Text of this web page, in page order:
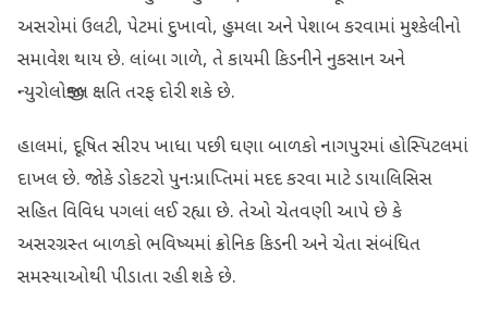
અસરોમાં ઉલટી, પેટમાં દુખાવો, હુમલા અને પેશાબ કરવામાં મુશ્કેલીનો
સમાવેશ થાય છે. લાંબા ગાળે, તે કાયમી કિડનીને નુકસાન અને
ન્યુરોલોજીકલ ક્ષતિ તરફ દોરી શકે છે.
હાલમાં, દૂષિત સીરપ ખાધા પછી ઘણા બાળકો નાગપુરમાં હોસ્પિટલમાં
દાખલ છે. જોકે ડોકટરો પુનઃપ્રાપ્તિમાં મદદ કરવા માટે ડાયાલિસિસ
સહિત વિવિધ પગલાં લઈ રહ્યા છે. તેઓ ચેતવણી આપે છે કે
અસરગ્રસ્ત બાળકો ભવિષ્યમાં ક્રોનિક કિડની અને ચેતા સંબંધિત
સમસ્યાઓથી પીડાતા રહી શકે છે.